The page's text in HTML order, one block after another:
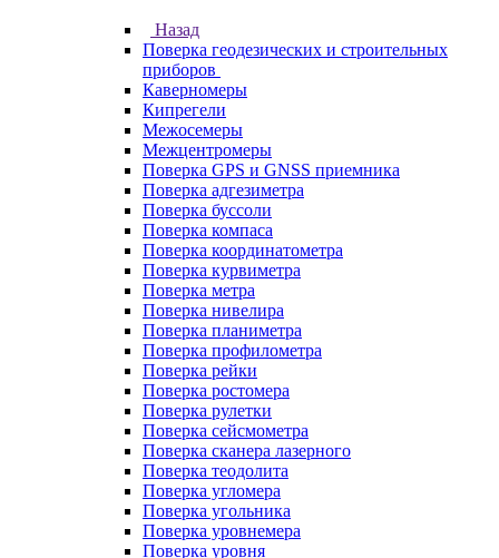
Назад
Поверка геодезических и строительных
приборов
Каверномеры
Кипрегели
Межосемеры
Межцентромеры
Поверка GPS и GNSS приемника
Поверка адгезиметра
Поверка буссоли
Поверка компаса
Поверка координатометра
Поверка курвиметра
Поверка метра
Поверка нивелира
Поверка планиметра
Поверка профилометра
Поверка рейки
Поверка ростомера
Поверка рулетки
Поверка сейсмометра
Поверка сканера лазерного
Поверка теодолита
Поверка угломера
Поверка угольника
Поверка уровнемера
Поверка уровня